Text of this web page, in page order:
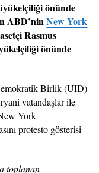
önünde
ABD’ninNew York
Rasmus
önünde
Birlik (UID)
vatandaşlar ile
York
protesto gösterisi
toplanan